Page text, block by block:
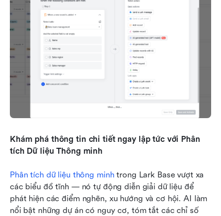
Khám phá thông tin chi tiết ngay lập tức với Phân
tích Dữ liệu Thông minh
Phân tích dữ liệu thông minh trong Lark Base vượt xa
các biểu đồ tĩnh — nó tự động diễn giải dữ liệu để
phát hiện các điểm nghẽn, xu hướng và cơ hội. AI làm
nổi bật những dự án có nguy cơ, tóm tắt các chỉ số